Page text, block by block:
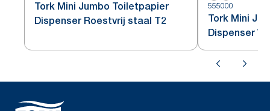
Tork Mini Jumbo Toiletpapier
Dispenser Roestvrij staal T2
555000
Tork Mini
Dispenser